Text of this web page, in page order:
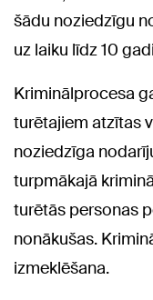
šādu noziedzīgu
uz laiku līdz 10
Kriminālprocesa
turētajiem atzītas
noziedzīga
turpmākajā
turētās personas
nonākušas.
izmeklēšana.